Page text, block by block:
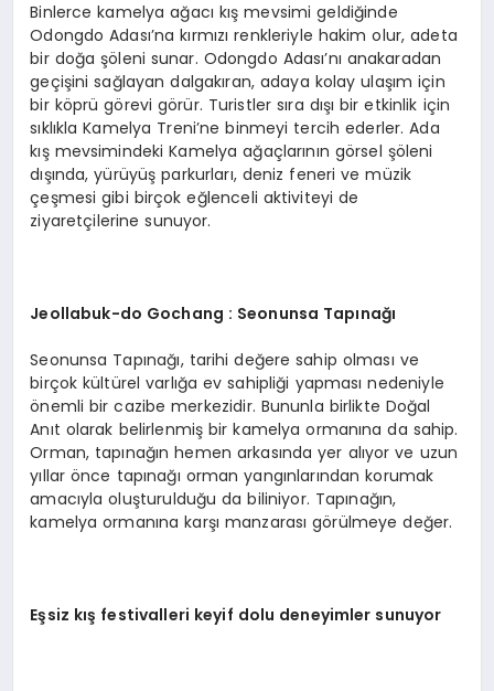
Binlerce kamelya ağacı kış mevsimi geldiğinde
Odongdo Adası’na kırmızı renkleriyle hakim olur, adeta
bir doğa şöleni sunar. Odongdo Adası’nı anakaradan
geçişini sağlayan dalgakıran, adaya kolay ulaşım için
bir köprü görevi görür. Turistler sıra dışı bir etkinlik için
sıklıkla Kamelya Treni’ne binmeyi tercih ederler. Ada
kış mevsimindeki Kamelya ağaçlarının görsel şöleni
dışında, yürüyüş parkurları, deniz feneri ve müzik
çeşmesi gibi birçok eğlenceli aktiviteyi de
ziyaretçilerine sunuyor.
Jeollabuk-do Gochang : Seonunsa Tapınağı
Seonunsa Tapınağı, tarihi değere sahip olması ve
birçok kültürel varlığa ev sahipliği yapması nedeniyle
önemli bir cazibe merkezidir. Bununla birlikte Doğal
Anıt olarak belirlenmiş bir kamelya ormanına da sahip.
Orman, tapınağın hemen arkasında yer alıyor ve uzun
yıllar önce tapınağı orman yangınlarından korumak
amacıyla oluşturulduğu da biliniyor. Tapınağın,
kamelya ormanına karşı manzarası görülmeye değer.
Eşsiz kış festivalleri keyif dolu deneyimler sunuyor